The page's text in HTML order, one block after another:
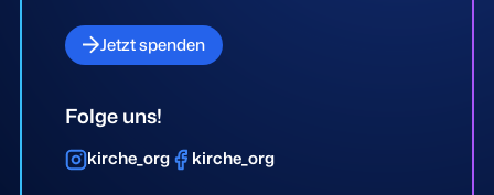
Jetzt spenden
Folge uns!
kirche_org kirche_org